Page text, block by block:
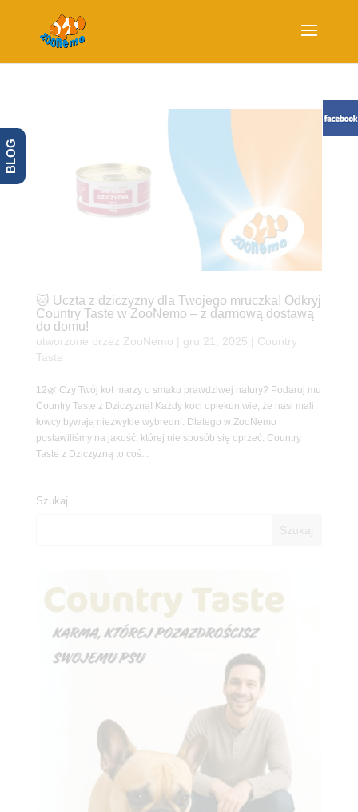
🐱 Uczta z dziczyzny dla Twojego mruczka! Odkryj
Country Taste w ZooNemo – z darmową dostawą
do domu!
utworzone przez ZooNemo gru 21, 2025
Country
Taste
12🌿 Czy Twój kot marzy o smaku prawdziwej natury? Podaruj mu
Country Taste z Dziczyzną! Każdy koci opiekun wie, że nasi mali
łowcy bywają niezwykle wybredni. Dlatego w ZooNemo
postawiliśmy na jakość, której nie sposób się oprzeć. Country
Taste z Dziczyzną to coś...
Szukaj
BLOG